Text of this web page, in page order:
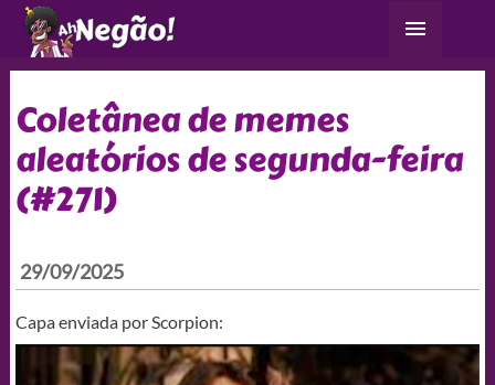
para
Menu
Coletânea de memes
aleatórios de segunda-feira
(#271)
29/09/2025
Capa enviada por Scorpion: